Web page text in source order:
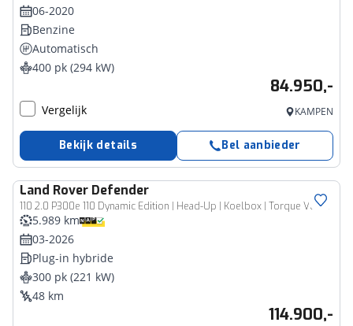
06-2020
Benzine
Automatisch
400 pk (294 kW)
84.950,-
Vergelijk KAMPEN
Bekijk details Bel aanbieder
Land Rover Defender
110 2.0 P300e 110 Dynamic Edition | Head-Up | Koelbox | Torque Vectoring | Trekhaak | Meridian Surround
5.989 km
03-2026
Plug-in hybride
300 pk (221 kW)
48 km
114.900,-